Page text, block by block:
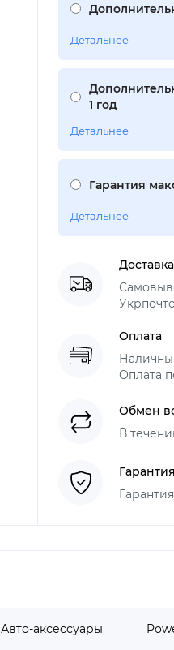
Детальнее
1 год
Детальнее
Гарантия
Детальнее
Доставка
Оплата
Оплата
Обмен
В
Гарантия
Авто-аксессуары